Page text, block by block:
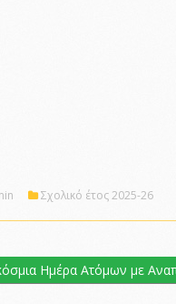
Σχολικό έτος 2025-26
Ημέρα Ατόμων με